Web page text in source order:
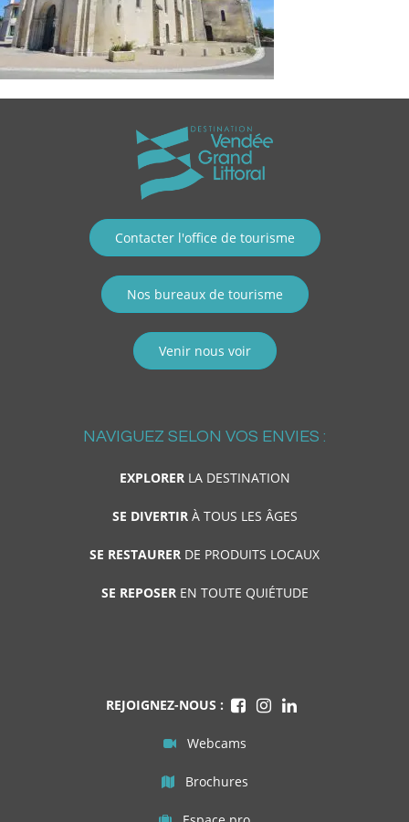
Contacter l'office de tourisme
Nos bureaux de tourisme
Venir nous voir
NAVIGUEZ SELON VOS ENVIES :
EXPLORERLA DESTINATION
SE DIVERTIRÀ TOUS LES ÂGES
SE RESTAURER DE PRODUITS LOCAUX
SE REPOSEREN TOUTE QUIÉTUDE
REJOIGNEZ-NOUS :
Webcams
Brochures